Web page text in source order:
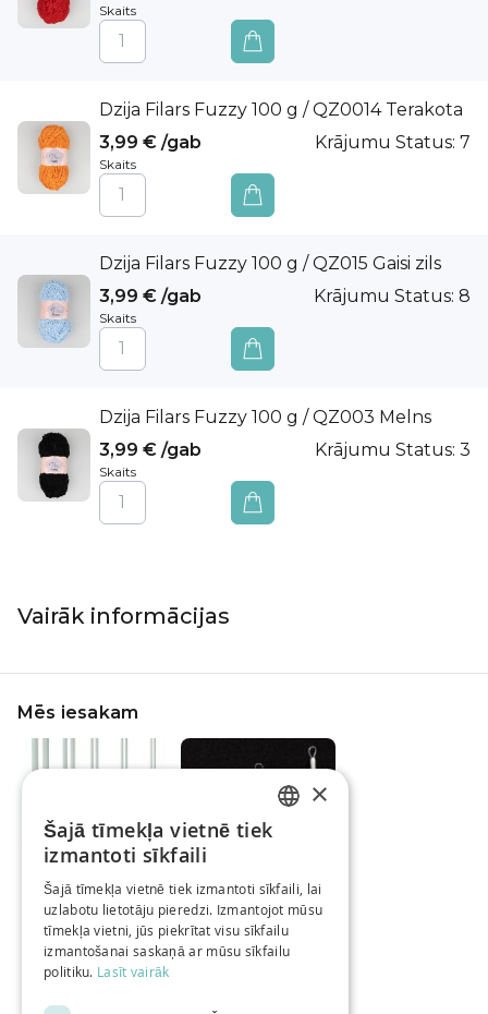
Skaits
Dzija Filars Fuzzy 100 g / QZ0014 Terakota
3,99 € /gab
Skaits
Krājumu Status: 7
Dzija Filars Fuzzy 100 g / QZ015 Gaisi zils
3,99 € /gab
Skaits
Krājumu Status: 8
Dzija Filars Fuzzy 100 g / QZ003 Melns
3,99 € /gab
Skaits
Krājumu Status: 3
Vairāk informācijas
Mēs iesakam
Cose adāmadatas
40 cm / Dažādi
izmēri
Sākot no 2,19 €
/gab
Adata dzijai
6,99 € /gab
ENGLISH
×
Šajā tīmekļa vietnē tiek
izmantoti sīkfaili
Šajā tīmekļa vietnē tiek izmantoti sīkfaili, lai
uzlabotu lietotāju pieredzi. Izmantojot mūsu
tīmekļa vietni, jūs piekrītat visu sīkfailu
izmantošanai saskaņā ar mūsu sīkfailu
politiku. Lasīt vairāk